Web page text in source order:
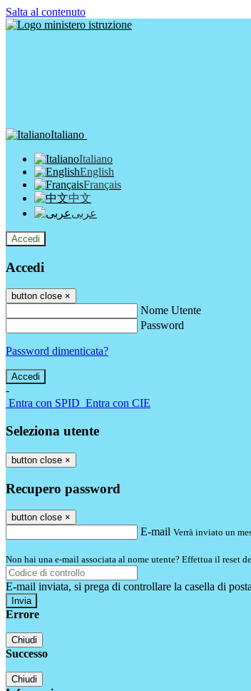
Salta al contenuto
Italiano
Italiano
English
Français
中文
عربى
Accedi
Accedi
button close ×
Nome Utente
Password
Password dimenticata?
-
Entra con SPID Entra con CIE
Seleziona utente
button close ×
Recupero password
button close ×
E-mail Verrà inviato un
Non hai una e-mail associata al nome utente? Effettua il reset
E-mail inviata, si prega di controllare la casella di
Errore
Chiudi
Successo
Chiudi